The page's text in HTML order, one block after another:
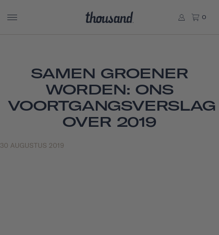
0
SAMEN GROENER
WORDEN: ONS
VOORTGANGSVERSLAG
OVER 2019
30 AUGUSTUS 2019